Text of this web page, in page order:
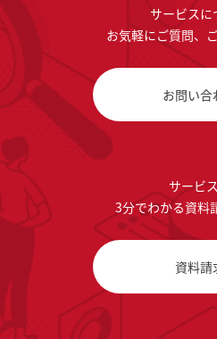
サービスに
お気軽にご質問、
お問い合
サービ
3分でわかる資料
資料請